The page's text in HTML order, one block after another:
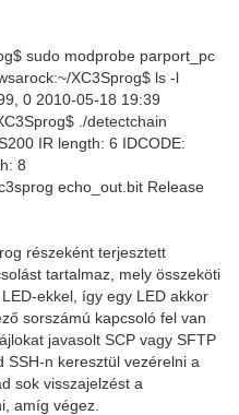
sudo modprobe parport_pc
XC3Sprog$ ls -l
0 2010-05-18 19:39
./detectchain
IR length: 6 IDCODE:
8
echo_out.bit Release
részeként terjesztett
tartalmaz, mely összeköti
ekkel, így egy LED akkor
sorszámú kapcsoló fel van
javasolt SCP vagy SFTP
n keresztül vezérelni a
sok visszajelzést a
amíg végez.